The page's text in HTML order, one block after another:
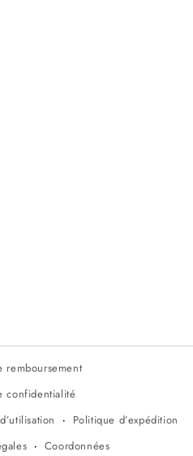
remboursement
confidentialité
Politique d’expédition
Coordonnées